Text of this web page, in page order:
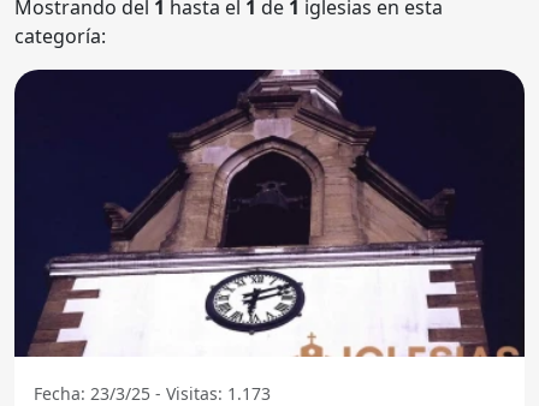
Mostrando del 1 hasta el 1 de 1 iglesias en esta
categoría:
Fecha: 23/3/25 - Visitas: 1.173